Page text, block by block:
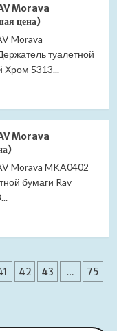
Morava
цена)
Morava
туалетной
Хром 5313...
Morava
Morava MKA0402
бумаги Rav
42 43 …
75